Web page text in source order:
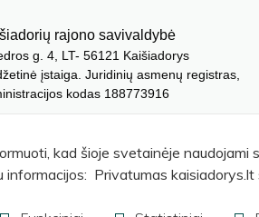
rajono savivaldybė
g. 4, LT- 56121 Kaišiadorys
įstaiga. Juridinių asmenų registras,
kodas 188773916
kad šioje svetainėje
informacijos: Privatumas